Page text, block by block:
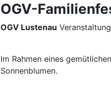
OGV-
OGV Lustenau Veranstaltung
Im Rahmen eines
Sonnenblumen.